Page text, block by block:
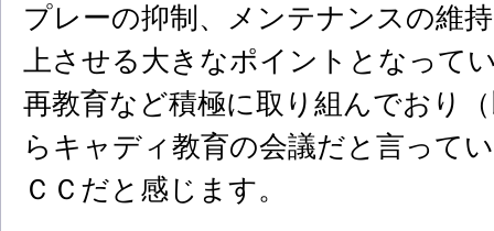
プレーの抑制、メンテナンスの維
上させる大きなポイントとなって
再教育など積極に取り組んでおり
らキャディ教育の会議だと言って
ＣＣだと感じます。